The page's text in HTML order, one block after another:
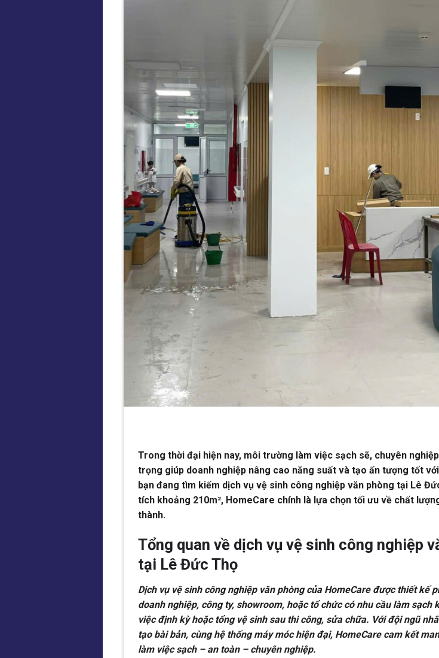
Trong thời đại hiện nay, môi trường làm việc sạch sẽ, chuyên
trọng giúp doanh nghiệp nâng cao năng suất và tạo ấn tượng tốt
bạn đang tìm kiếm dịch vụ vệ sinh công nghiệp văn phòng tại Lê
tích khoảng 210m², HomeCare chính là lựa chọn tối ưu về chất
thành.
Tổng quan về dịch vụ vệ sinh công nghiệp
tại Lê Đức Thọ
Dịch vụ vệ sinh công nghiệp văn phòng của HomeCare được thiết kế
doanh nghiệp, công ty, showroom, hoặc tổ chức có nhu cầu làm sạch
việc định kỳ hoặc tổng vệ sinh sau thi công, sửa chữa. Với đội ngũ
tạo bài bản, cùng hệ thống máy móc hiện đại, HomeCare cam kết
làm việc sạch – an toàn – chuyên nghiệp.